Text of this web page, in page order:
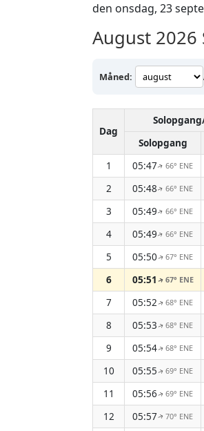
den onsdag, 23
August 2026
Måned:
Dag
Solopgang
1
05:47↑66° ENE
2
05:48↑66° ENE
3
05:49↑66° ENE
4
05:49↑66° ENE
5
05:50↑67° ENE
6
05:51 ↑ 67° ENE
7
05:52↑68° ENE
8
05:53↑68° ENE
9
05:54↑68° ENE
10
05:55↑69° ENE
11
05:56↑69° ENE
12
05:57↑70° ENE